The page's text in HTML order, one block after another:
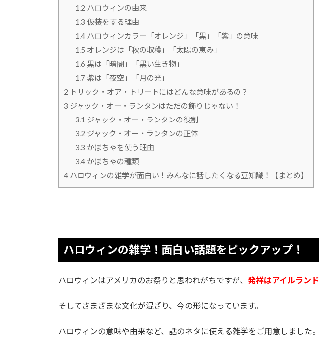
1.2 ハロウィンの由来
1.3 仮装をする理由
1.4ハロウィンカラー「オレンジ」「黒」「紫」の意味
1.5 オレンジは「秋の収穫」「太陽の恵み」
1.6 黒は「暗闇」「黒い生き物」
1.7 紫は「夜空」「月の光」
2 トリック・オア・トリートにはどんな意味があるの？
3 ジャック・オー・ランタンはただの飾りじゃない！
3.1 ジャック・オー・ランタンの役割
3.2 ジャック・オー・ランタンの正体
3.3 かぼちゃを使う理由
3.4かぼちゃの種類
4 ハロウィンの雑学が面白い！みんなに話したくなる豆知識！【まとめ】
ハロウィンの雑学！面白い話題をピックアップ！
ハロウィンはアメリカのお祭りと思われがちですが、 発祥はアイルランド
そしてさまざまな文化が混ざり、今の形になっています。
ハロウィンの意味や由来など、話のネタに使える雑学をご用意しました。